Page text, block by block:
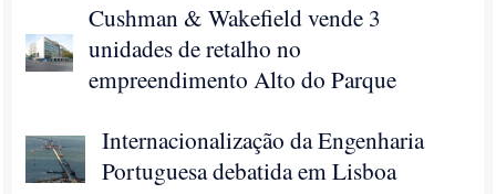
Cushman & Wakefield vende 3
unidades de retalho no
empreendimento Alto do Parque
Internacionalização da Engenharia
Portuguesa debatida em Lisboa